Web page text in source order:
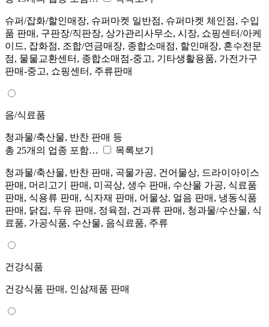
슈퍼/잡화/할인매장, 슈퍼마켓 일반점, 슈퍼마켓 체인점, 수입
품 판매, 구판장/직판장, 상가관리사무소, 시장, 쇼핑센터/아케
이드, 잡화점, 조합/연금매장, 종합소매점, 할인매장, 혼수전문
점, 물물교환센터, 종합소매점-중고, 기타생활용품, 가전가구
판매-중고, 쇼핑센터, 주류판매
음/식료품
청과물/축산물, 반찬 판매 등
총 25개의 업종 포함…
목록보기
청과물/축산물, 반찬 판매, 곡물가공, 건어물상, 드라이아이스
판매, 머리고기 판매, 미곡상, 생수 판매, 수산물 가공, 식료품
판매, 식용류 판매, 식자재 판매, 어물상, 얼음 판매, 냉동식품
판매, 닭집, 두유 판매, 정육점, 건과류 판매, 청과물/수산물, 식
료품, 가공식품, 수산물, 음식료품, 주류
건강식품
건강식품 판매, 인삼제품 판매